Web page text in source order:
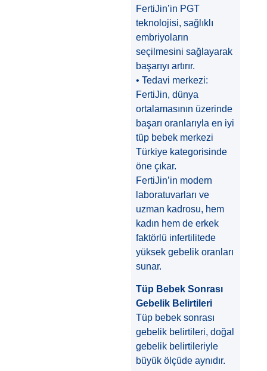
FertiJin’in PGT
teknolojisi, sağlıklı
embriyoların
seçilmesini sağlayarak
başarıyı artırır.
• Tedavi merkezi:
FertiJin, dünya
ortalamasının üzerinde
başarı oranlarıyla en iyi
tüp bebek merkezi
Türkiye kategorisinde
öne çıkar.
FertiJin’in modern
laboratuvarları ve
uzman kadrosu, hem
kadın hem de erkek
faktörlü infertilitede
yüksek gebelik oranları
sunar.
Tüp Bebek Sonrası
Gebelik Belirtileri
Tüp bebek sonrası
gebelik belirtileri, doğal
gebelik belirtileriyle
büyük ölçüde aynıdır.